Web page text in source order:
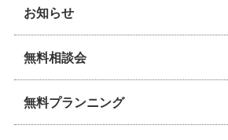
お知らせ
無料相談会
無料プランニング